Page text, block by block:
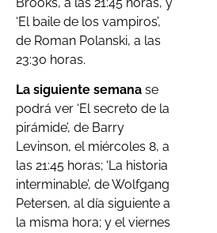
‘El baile de los vampiros’,
de Roman Polanski, a las
23:30 horas.
La siguiente semana se
podrá ver ‘El secreto de la
pirámide’, de Barry
Levinson, el miércoles 8, a
las 21:45 horas; ‘La historia
interminable’, de Wolfgang
Petersen, al día siguiente a
la misma hora; y el viernes